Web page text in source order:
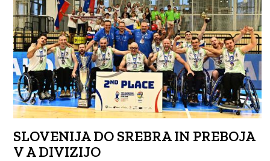
SLOVENIJA DO SREBRA IN PREBOJA
V A DIVIZIJO